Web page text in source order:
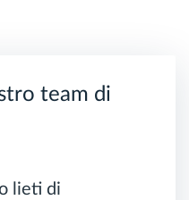
team di
lieti di